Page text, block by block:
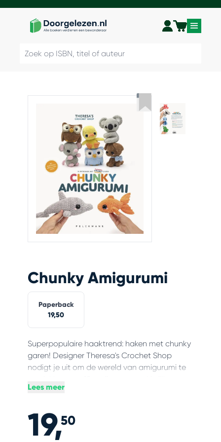
Chunky Amigurumi
Paperback
19,50
Superpopulaire haaktrend: haken met chunky
garen! Designer Theresa's Crochet Shop
nodigt je uit om de wereld van amigurumi te
dierenpatronen die je met chunky garen
gevorderden die met een nieuw type garen
willen experimenteren. 18 schattige ontwerpen:
Haak je eigen hond, bij, panda, dolfijn, eland,
Lees meer
19,50